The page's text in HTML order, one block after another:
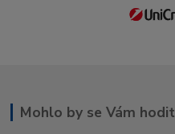
Mohlo by se Vám hodit